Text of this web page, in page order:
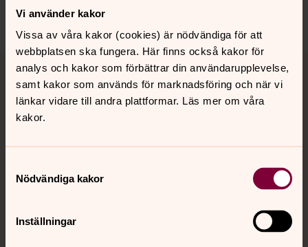
Vi använder kakor
Vissa av våra kakor (cookies) är nödvändiga för att
webbplatsen ska fungera. Här finns också kakor för
analys och kakor som förbättrar din användarupplevelse,
samt kakor som används för marknadsföring och när vi
länkar vidare till andra plattformar. Läs mer om våra
kakor.
Nödvändiga kakor
Inställningar
Dela
Tillbaka till toppen
Tillbaka till innehållet
Kalender
Hitta snabbt